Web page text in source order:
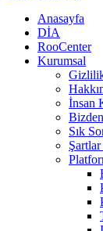
Anasayfa
DİA
RooCenter
Kurumsal
İnsan
Sık